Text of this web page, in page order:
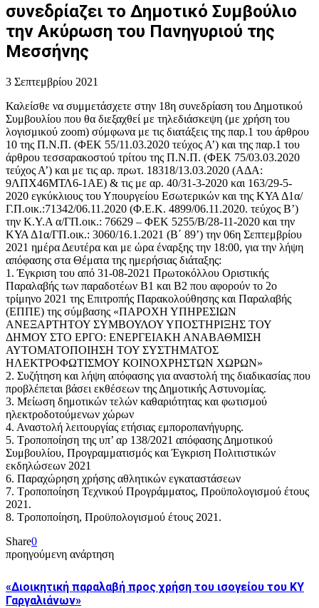
συνεδρίαζει το Δημοτικό Συμβούλιο
την Ακύρωση του Πανηγυριού της
Μεσσήνης
3 Σεπτεμβρίου 2021
Καλείσθε να συμμετάσχετε στην 18η συνεδρίαση του Δημοτικού
Συμβουλίου που θα διεξαχθεί με τηλεδιάσκεψη (με χρήση του
λογισμικού zoom) σύμφωνα με τις διατάξεις της παρ.1 του άρθρου
10 της Π.Ν.Π. (ΦΕΚ 55/11.03.2020 τεύχος Α’) και της παρ.1 του
άρθρου τεσσαρακοστού τρίτου της Π.Ν.Π. (ΦΕΚ 75/03.03.2020
τεύχος Α’) και με τις αρ. πρωτ. 18318/13.03.2020 (ΑΔΑ:
9ΛΠΧ46ΜΤΛ6-1ΑΕ) & τις με αρ. 40/31-3-2020 και 163/29-5-
2020 εγκύκλιους του Υπουργείου Εσωτερικών και της ΚΥΑ Δ1α/
Γ.Π.οικ.:71342/06.11.2020 (Φ.Ε.Κ. 4899/06.11.2020. τεύχος Β’)
την Κ.Υ.Α α/ΓΠ.οικ.: 76629 – ΦΕΚ 5255/Β/28-11-2020 και την
ΚΥΑ Δ1α/ΓΠ.οικ.: 3060/16.1.2021 (Β΄ 89’) την 06η Σεπτεμβρίου
2021 ημέρα Δευτέρα και με ώρα έναρξης την 18:00, για την λήψη
απόφασης στα Θέματα της ημερήσιας διάταξης:
1. Έγκριση του από 31-08-2021 Πρωτοκόλλου Οριστικής
Παραλαβής των παραδοτέων Β1 και Β2 που αφορούν το 2ο
τρίμηνο 2021 της Επιτροπής Παρακολούθησης και Παραλαβής
(ΕΠΠΕ) της σύμβασης «ΠΑΡΟΧΗ ΥΠΗΡΕΣΙΩΝ
ΑΝΕΞΑΡΤΗΤΟΥ ΣΥΜΒΟΥΛΟΥ ΥΠΟΣΤΗΡΙΞΗΣ ΤΟΥ
ΔΗΜΟΥ ΣΤΟ ΕΡΓΟ: ΕΝΕΡΓΕΙΑΚΗ ΑΝΑΒΑΘΜΙΣΗ
ΑΥΤΟΜΑΤΟΠΟΙΗΣΗ ΤΟΥ ΣΥΣΤΗΜΑΤΟΣ
ΗΛΕΚΤΡΟΦΩΤΙΣΜΟΥ ΚΟΙΝΟΧΡΗΣΤΩΝ ΧΩΡΩΝ»
2. Συζήτηση και λήψη απόφασης για αναστολή της διαδικασίας που
προβλέπεται βάσει εκθέσεων της Δημοτικής Αστυνομίας.
3. Μείωση δημοτικών τελών καθαριότητας και φωτισμού
ηλεκτροδοτούμενων χώρων
4. Αναστολή λειτουργίας ετήσιας εμποροπανήγυρης.
5. Τροποποίηση της υπ’ αρ 138/2021 απόφασης Δημοτικού
Συμβουλίου, Προγραμματισμός και Έγκριση Πολιτιστικών
εκδηλώσεων 2021
6. Παραχώρηση χρήσης αθλητικών εγκαταστάσεων
7. Τροποποίηση Τεχνικού Προγράμματος, Προϋπολογισμού έτους
2021.
8. Τροποποίηση, Προϋπολογισμού έτους 2021.
Share0
προηγούμενη ανάρτηση
«Διοικητική παραλαβή προς χρήση του ισογείου του ΚΥ
Γαργαλιάνων»